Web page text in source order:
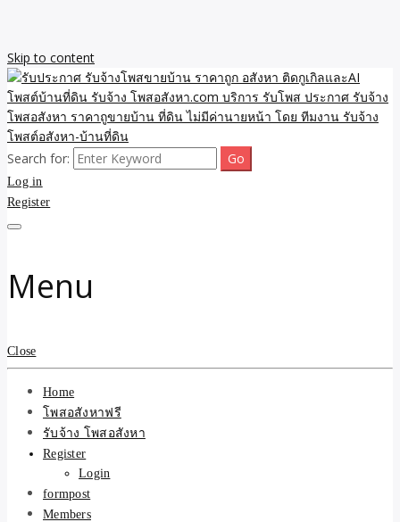
Skip to content
รับประกาศ รับจ้างโพสขาย
บ้าน ราคาถูก อสังหา ติดกู
รับจ้าง โพสอสังหา.com
บริการ รับโพส ประกาศ
รับจ้างโพสอสังหา ราคาถู
ขายบ้าน ที่ดิน ไม่มีค่านาย
หน้า โดย ทีมงาน รับจ้าง
โพสต์อสังหา-บ้านที่ดิน
รับจ้างโพสขายบ้าน ราคาถูก ประกาศ ขายอสังหา โฆษณา ไม่มีค่านาย
หน้า โพสอสังหา รับจ้างโพสขายบ้านบริการ รับจ้างโพสอสังหา ราคาถูก
ขายบ้าน ขายที่ดิน เว็บประกาศ โพส โฆษณา ลงประกาศฟรี
Search for:
Log in
Register
Menu
Close
Home
โพสอสังหาฟรี
รับจ้าง โพสอสังหา
Register
Login
formpost
Members